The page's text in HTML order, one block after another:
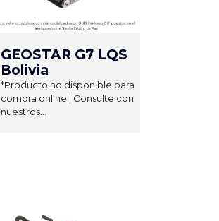
GEOSTAR G7 LQS
Bolivia
*Producto no disponible para
compra online | Consulte con
nuestros...